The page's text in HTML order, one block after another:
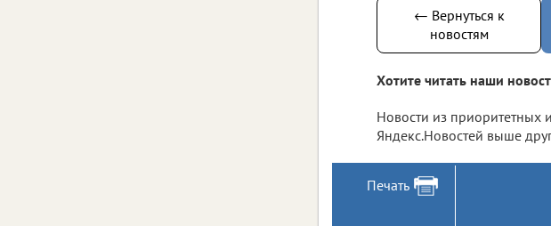
← Вернуться к
новостям
Хотите читать наши
Новости из приоритетных
Яндекс.Новостей выше
Печать